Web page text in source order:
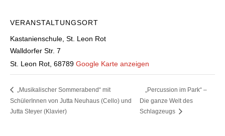
VERANSTALTUNGSORT
Kastanienschule, St. Leon Rot
Walldorfer Str. 7
St. Leon Rot 68789 Google Karte anzeigen
„Musikalischer Sommerabend“ mit
SchülerInnen von Jutta Neuhaus (Cello) und
Jutta Steyer (Klavier)
„Percussion im Park“ –
Die ganze Welt des
Schlagzeugs